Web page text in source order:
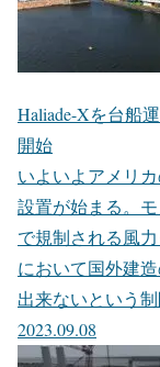
Haliade-Xを台船
開始
いよいよアメリ
設置が始まる。
で規制される風
において国外建
出来ないという制
2023.09.08